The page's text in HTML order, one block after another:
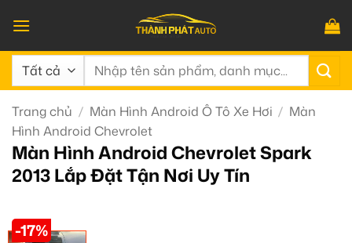
qua
nội
dung
Tìm
Trang chủ / Màn Hình Android Ô Tô Xe Hơi / Màn
Hình Android Chevrolet
Màn Hình Android Chevrolet Spark
2013 Lắp Đặt Tận Nơi Uy Tín
-17%